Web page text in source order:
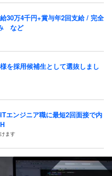
30万4千円+賞与年2回支給 / 完全
など
を採用候補生として選抜しまし
エンジニア職に最短2回面接で内
ます